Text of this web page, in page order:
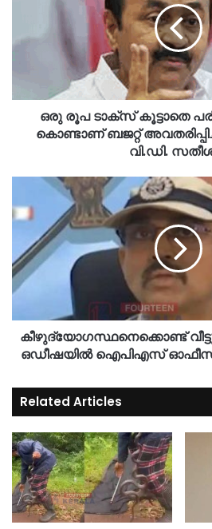
ഒരു രൂപ ടാക്സ് കൂട്ടാതെ
കൊണ്ടാണ് ബജറ്റ്
വി.ഡി.
കീഴുദ്യോഗസ്ഥനെക്കൊണ്ട്
ഒഡീഷയിൽ ഐപിഎസ്
Related Articles